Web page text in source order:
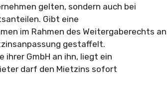
gelten, sondern auch bei
Gibt eine
im Rahmen des Weitergaberechts an
gestaffelt.
ihrer GmbH an ihn, liegt ein
darf den Mietzins sofort